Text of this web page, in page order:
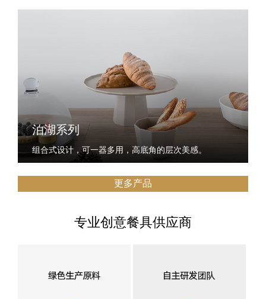
泊湖系列
组合式设计，可一器多用，高底角的层次美感。
更多产品
专业创意餐具供应商